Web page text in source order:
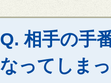
Q. 相手の手
なってしま